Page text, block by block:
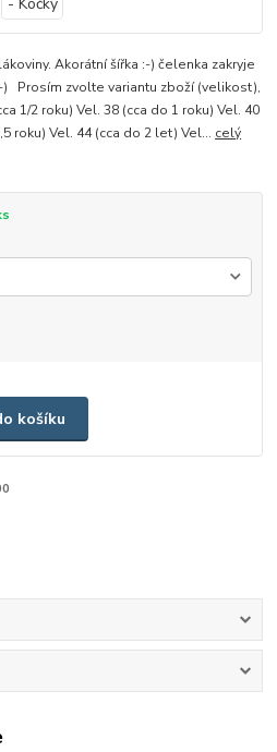
Akorátní šířka :-) čelenka zakryje
) Prosím zvolte variantu zboží (velikost),
1/2 roku) Vel. 38 (cca do 1 roku) Vel. 40
roku) Vel. 44 (cca do 2 let) Vel... celý
košíku